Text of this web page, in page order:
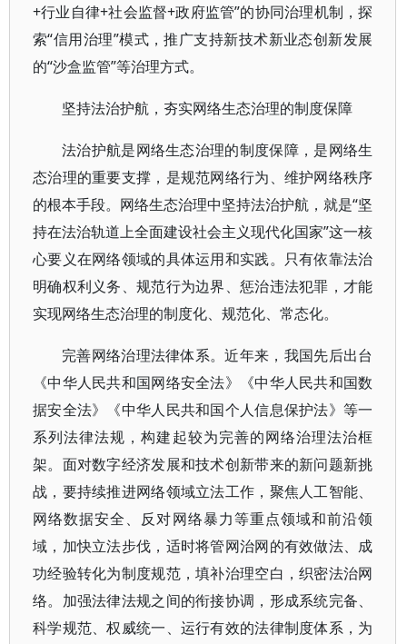
+行业自律+社会监督+政府监管”的协同治理机制，探
索“信用治理”模式，推广支持新技术新业态创新发展
的“沙盒监管”等治理方式。
坚持法治护航，夯实网络生态治理的制度保障
法治护航是网络生态治理的制度保障，是网络生
态治理的重要支撑，是规范网络行为、维护网络秩序
的根本手段。网络生态治理中坚持法治护航，就是“坚
持在法治轨道上全面建设社会主义现代化国家”这一核
心要义在网络领域的具体运用和实践。只有依靠法治
明确权利义务、规范行为边界、惩治违法犯罪，才能
实现网络生态治理的制度化、规范化、常态化。
完善网络治理法律体系。近年来，我国先后出台
《中华人民共和国网络安全法》《中华人民共和国数
据安全法》《中华人民共和国个人信息保护法》等一
系列法律法规，构建起较为完善的网络治理法治框
架。面对数字经济发展和技术创新带来的新问题新挑
战，要持续推进网络领域立法工作，聚焦人工智能、
网络数据安全、反对网络暴力等重点领域和前沿领
域，加快立法步伐，适时将管网治网的有效做法、成
功经验转化为制度规范，填补治理空白，织密法治网
络。加强法律法规之间的衔接协调，形成系统完备、
科学规范、权威统一、运行有效的法律制度体系，为